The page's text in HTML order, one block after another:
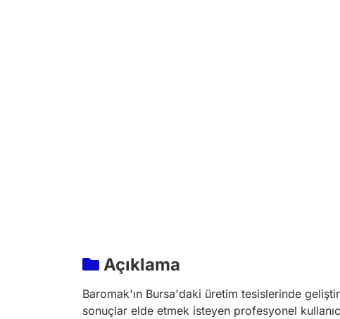
Açıklama
Baromak'ın Bursa'daki üretim tesislerinde
sonuçlar elde etmek isteyen profesyonel